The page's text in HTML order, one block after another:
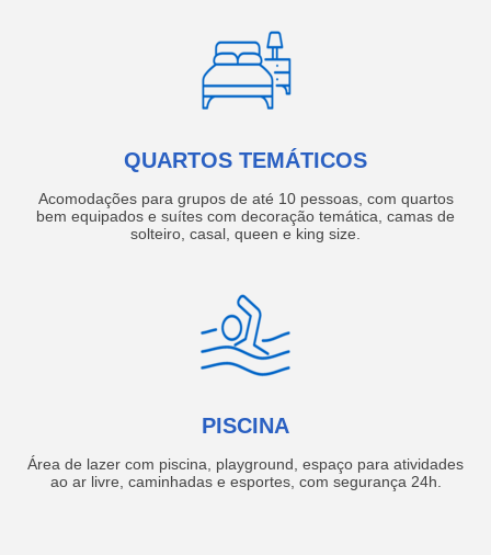
QUARTOS TEMÁTICOS
Acomodações para grupos de até 10 pessoas, com quartos
bem equipados e suítes com decoração temática, camas de
solteiro, casal, queen e king size.
PISCINA
Área de lazer com piscina, playground, espaço para atividades
ao ar livre, caminhadas e esportes, com segurança 24h.